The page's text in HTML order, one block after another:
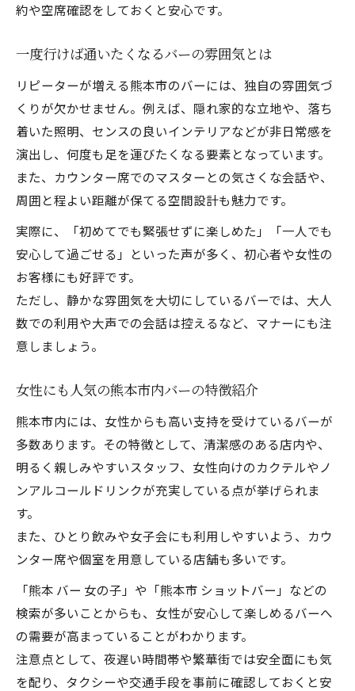
約や空席確認をしておくと安心です。
一度行けば通いたくなるバーの雰囲気とは
リピーターが増える熊本市のバーには、独自の雰囲気づ
くりが欠かせません。例えば、隠れ家的な立地や、落ち
着いた照明、センスの良いインテリアなどが非日常感を
演出し、何度も足を運びたくなる要素となっています。
また、カウンター席でのマスターとの気さくな会話や、
周囲と程よい距離が保てる空間設計も魅力です。
実際に、「初めてでも緊張せずに楽しめた」「一人でも
安心して過ごせる」といった声が多く、初心者や女性の
お客様にも好評です。
ただし、静かな雰囲気を大切にしているバーでは、大人
数での利用や大声での会話は控えるなど、マナーにも注
意しましょう。
女性にも人気の熊本市内バーの特徴紹介
熊本市内には、女性からも高い支持を受けているバーが
多数あります。その特徴として、清潔感のある店内や、
明るく親しみやすいスタッフ、女性向けのカクテルやノ
ンアルコールドリンクが充実している点が挙げられま
す。
また、ひとり飲みや女子会にも利用しやすいよう、カウ
ンター席や個室を用意している店舗も多いです。
「熊本 バー 女の子」や「熊本市 ショットバー」などの
検索が多いことからも、女性が安心して楽しめるバーへ
の需要が高まっていることがわかります。
注意点として、夜遅い時間帯や繁華街では安全面にも気
を配り、タクシーや交通手段を事前に確認しておくと安